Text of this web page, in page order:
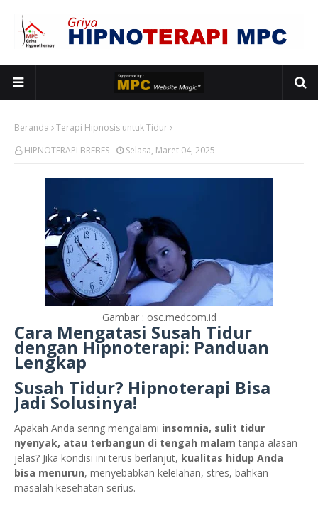
Beranda
Terapi Hipnosis untuk Tidur
HIPNOTERAPI BREBES
Selasa, Maret 04, 2025
Gambar : osc.medcom.id
Cara Mengatasi Susah Tidur
dengan Hipnoterapi: Panduan
Lengkap
Susah Tidur? Hipnoterapi Bisa
Jadi Solusinya!
Apakah Anda sering mengalami insomnia, sulit tidur
nyenyak, atau terbangun di tengah malam tanpa alasan
jelas? Jika kondisi ini terus berlanjut, kualitas hidup Anda
bisa menurun, menyebabkan kelelahan, stres, bahkan
masalah kesehatan serius.